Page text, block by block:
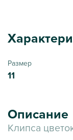
Размер
11
Описание
Клипса